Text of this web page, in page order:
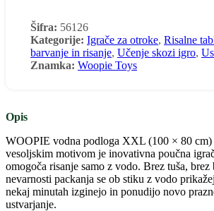
Šifra: 56126
Kategorije: Igrače za otroke, Risalne
barvanje in risanje, Učenje skozi igro,
Znamka: Woopie Toys
Opis
WOOPIE vodna podloga XXL (100 × 80
vesoljskim motivom je inovativna poučna
omogoča risanje samo z vodo. Brez tuša, brez
nevarnosti packanja se ob stiku z vodo
nekaj minutah izginejo in ponudijo novo
ustvarjanje.